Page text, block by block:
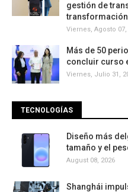
gestión de
Viernes, Agosto 07,
Más de 50
concluir curso
Viernes, Julio 31,
TECNOLOGÍAS
Diseño más
tamaño y el
August 08, 2026
Shanghái